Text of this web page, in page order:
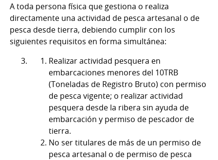
A toda persona física que gestiona o realiza
directamente una actividad de pesca artesanal o de
pesca desde tierra, debiendo cumplir con los
siguientes requisitos en forma simultánea:
Realizar actividad pesquera en
embarcaciones menores del 10TRB
(Toneladas de Registro Bruto) con permiso
de pesca vigente; o realizar actividad
pesquera desde la ribera sin ayuda de
embarcación y permiso de pescador de
tierra.
No ser titulares de más de un permiso de
pesca artesanal o de permiso de pesca